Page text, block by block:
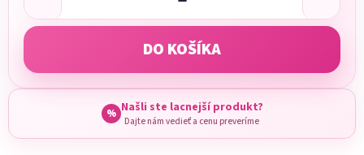
DO KOŠÍKA
% Našli ste lacnejší produkt?
Dajte nám vedieť a cenu preveríme